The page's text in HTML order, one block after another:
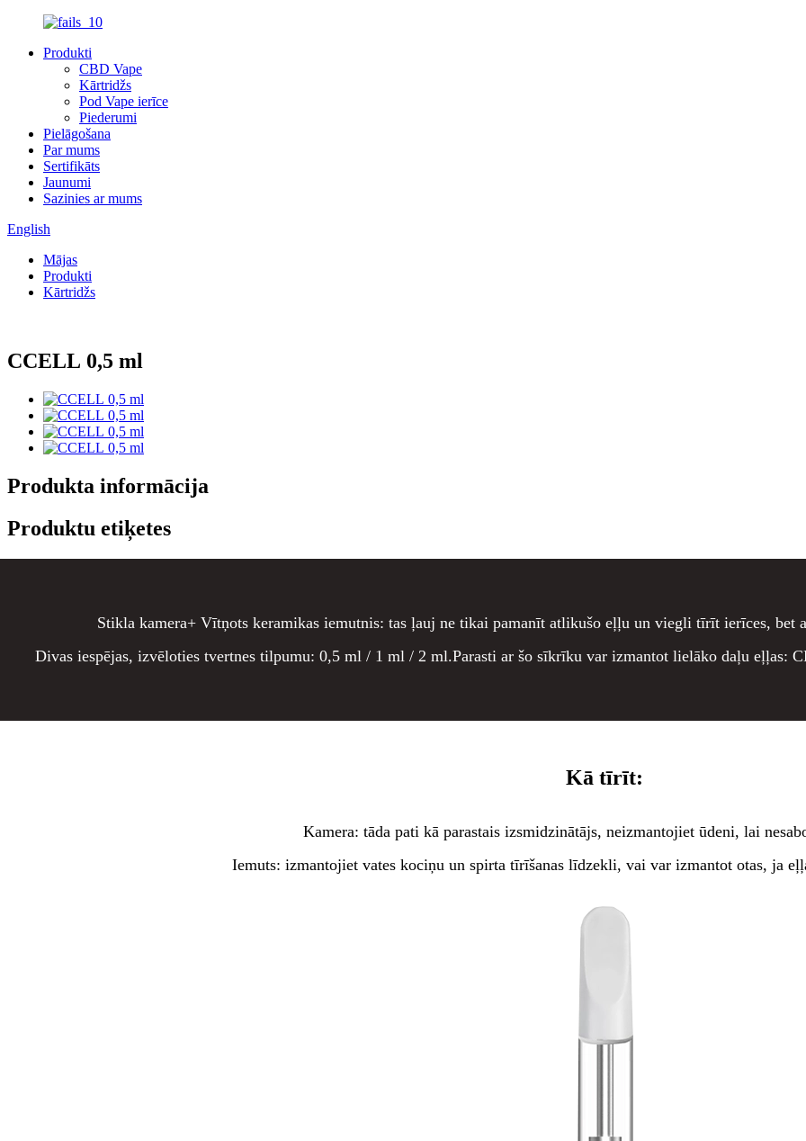
Produkti
CBD Vape
Kārtridžs
Pod Vape ierīce
Piederumi
Pielāgošana
Par mums
Sertifikāts
Jaunumi
Sazinies ar mums
English
Mājas
Produkti
Kārtridžs
CCELL 0,5 ml
Produkta informācija
Produktu etiķetes
Stikla kamera+ Vītņots keramikas iemutnis: tas ļauj ne tikai pamanīt atlikušo eļļu un viegli tīrīt ierīces, bet
Divas iespējas, izvēloties tvertnes tilpumu: 0,5 ml / 1 ml / 2 ml.Parasti ar šo sīkrīku var izmantot lielāko daļu eļļas:
Kā tīrīt:
Kamera: tāda pati kā parastais izsmidzinātājs, neizmantojiet ūdeni, lai
Iemuts: izmantojiet vates kociņu un spirta tīrīšanas līdzekli, vai var izmantot otas, ja